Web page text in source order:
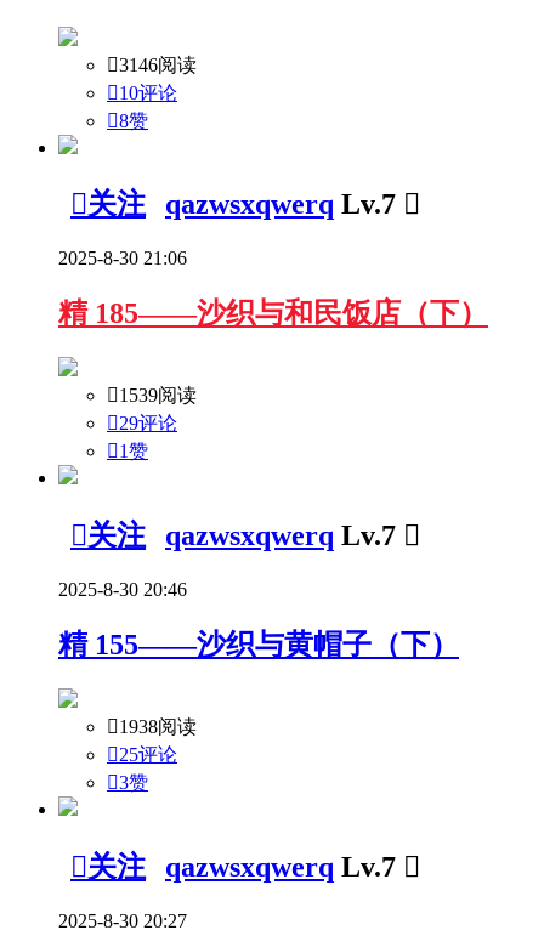
3146阅读
10评论
8赞
关注 qazwsxqwerq Lv.7 
2025-8-30 21:06
精185——沙织与和民饭店（下）
1539阅读
29评论
1赞
关注 qazwsxqwerq Lv.7 
2025-8-30 20:46
精155——沙织与黄帽子（下）
1938阅读
25评论
3赞
关注 qazwsxqwerq Lv.7 
2025-8-30 20:27